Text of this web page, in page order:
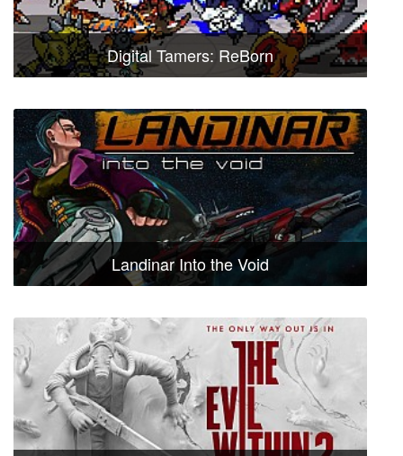
Digital Tamers: ReBorn
Landinar Into the Void